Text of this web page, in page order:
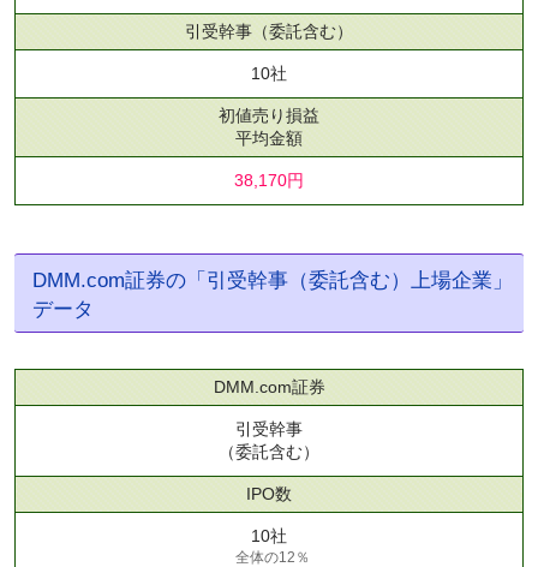
引受幹事 （委託含む）
10社
初値売り損益
平均金額
38,170円
DMM.com証券の「引受幹事（委託含む）上場企業」
データ
DMM.com証券
引受幹事
（委託含む）
IPO数
10社
全体の12％